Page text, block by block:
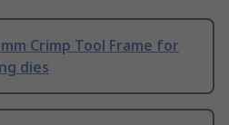
mm Crimp Tool Frame for
dies